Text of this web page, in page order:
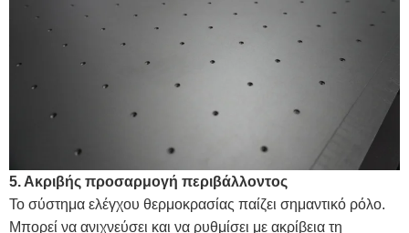
5. Ακριβής προσαρμογή περιβάλλοντος
Το σύστημα ελέγχου θερμοκρασίας παίζει σημαντικό ρόλο.
Μπορεί να ανιχνεύσει και να ρυθμίσει με ακρίβεια τη